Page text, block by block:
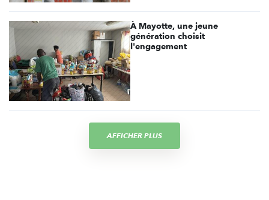
À Mayotte, une jeune
génération choisit
l'engagement
AFFICHER PLUS